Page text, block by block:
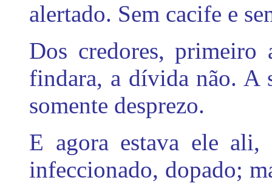
alertado. Sem cacife e
Dos credores, primeiro
findara, a dívida não. A
somente desprezo.
E agora estava ele ali,
infeccionado, dopado;